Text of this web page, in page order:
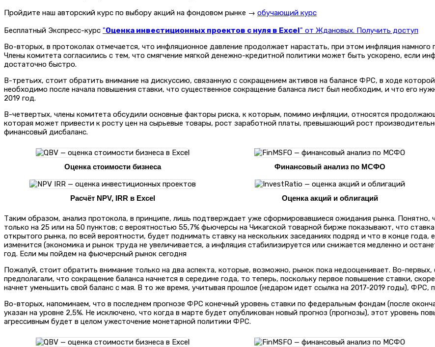
Пройдите наш авторский курс по выбору акций на фондовом рынке → обучающий курс
Бесплатный Экспресс-курс "Оценка инвестиционных проектов с нуля в Excel" от Ждановых. Получить доступ
Во-вторых, в протоколах отмечается, что инфляционное давление продолжает нарастать, при этом инфляция
Члены комитета согласились с тем, что смягчение мягкой денежно-кредитной политики может быть ускорено, если
достаточно быстро.
В-третьих, стоит обратить внимание на дискуссию, связанную с сокращением активов на балансе ФРС, в ходе
необходимо после начала повышения ставки, что существенное сокращение баланса лист был необходим, и что его
2019 год.
В-четвертых, члены комитета обсудили основные факторы риска, к которым, помимо инфляции, относятся
которая может привести к росту цен на сырьевые товары, рост заработной платы, превышающий рост
финансовый дисбаланс.
Оценка стоимости бизнеса Финансовый анализ по МСФО
Расчёт NPV, IRR в Excel Оценка акций и облигаций
Таким образом, анализ протокола, в принципе, лишь подтверждает уже сформировавшиеся ожидания рынка.
только на 25 или на 50 пунктов; с вероятностью 55,7% фьючерсы на Чикагской товарной бирже показывают, что
открытого рынка, по всей вероятности, будет поднимать ставку на нескольких заседаниях подряд и что в конце года,
изменится (экономика и рынок труда не увеличивается, а инфляция стабилизируется или снижается медленно и
год. Если мы пойдем на фьючерсный рынок сегодня
Пожалуй, стоит обратить внимание только на два аспекта, которые, возможно, рынок пока недооценивает. Во-
предполагали, что сокращение баланса начнется в середине года, то теперь, поскольку первое повышение ставки,
начнет уменьшить свой баланс с мая. В то же время, учитывая прошлое (недаром идет ссылка на 2017-2019 годы), ФРС,
Во-вторых, напоминаем, что в последнем прогнозе ФРС конечный уровень ставки по федеральным фондам (после
указан на уровне 2,5%. Не исключено, что когда в марте будет опубликован новый прогноз (прогнозы), этот уровень
агрессивным будет в целом ужесточение монетарной политики ФРС.